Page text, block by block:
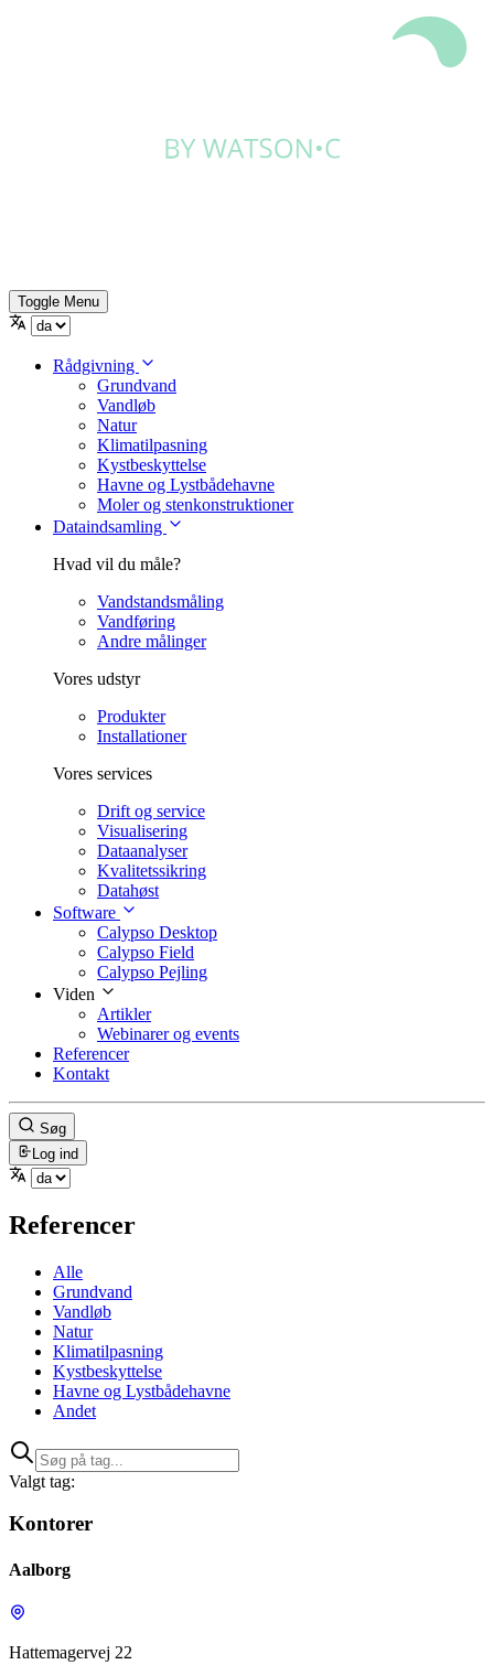
Toggle Menu
Rådgivning
Grundvand
Vandløb
Natur
Klimatilpasning
Kystbeskyttelse
Havne og Lystbådehavne
Moler og stenkonstruktioner
Dataindsamling
Hvad vil du måle?
Vandstandsmåling
Vandføring
Andre målinger
Vores udstyr
Produkter
Installationer
Vores services
Drift og service
Visualisering
Dataanalyser
Kvalitetssikring
Datahøst
Software
Calypso Desktop
Calypso Field
Calypso Pejling
Viden
Artikler
Webinarer og events
Referencer
Kontakt
Søg
Log ind
Referencer
Alle
Grundvand
Vandløb
Natur
Klimatilpasning
Kystbeskyttelse
Havne og Lystbådehavne
Andet
Valgt tag:
Kontorer
Aalborg
Hattemagervej 22